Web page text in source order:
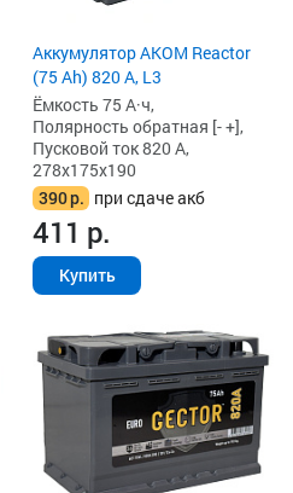
Аккумулятор AKOM Reactor
(75 Ah) 820 А, L3
Ёмкость 75 А·ч,
Полярность обратная [- +],
Пусковой ток 820 А,
278x175x190
390р. при сдаче акб
411 р.
Купить